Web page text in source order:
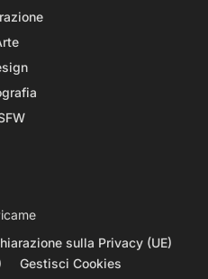
sulla Privacy (UE)
Gestisci Cookies